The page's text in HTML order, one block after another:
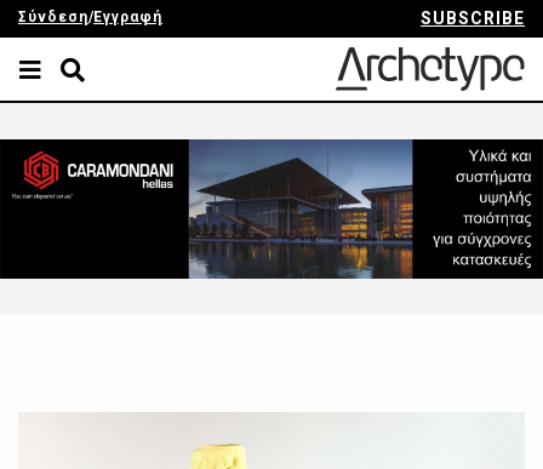
Σύνδεση/Εγγραφή SUBSCRIBE